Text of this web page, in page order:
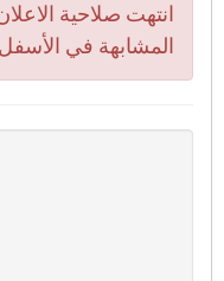
انتهت صلاحية
المشابهة في الأسفل